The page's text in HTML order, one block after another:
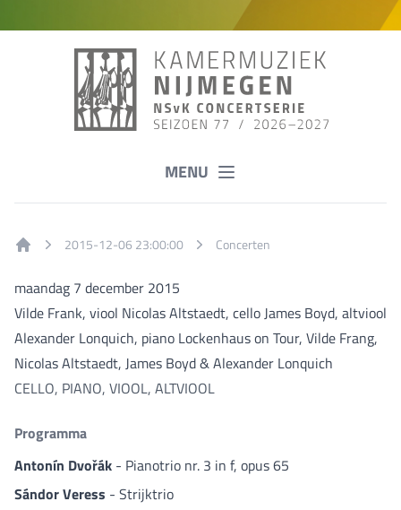
MENU
2015-12-06 23:00:00 Concerten
maandag 7 december 2015
Vilde Frank, viool Nicolas Altstaedt, cello James Boyd, altviool
Alexander Lonquich, piano Lockenhaus on Tour, Vilde Frang,
Nicolas Altstaedt, James Boyd & Alexander Lonquich
CELLO, PIANO, VIOOL, ALTVIOOL
Programma
Antonín Dvořák - Pianotrio nr. 3 in f, opus 65
Sándor Veress - Strijktrio